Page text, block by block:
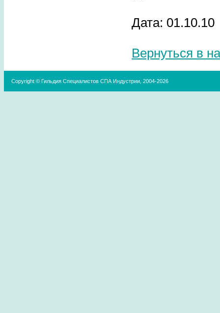
Дата: 01.10.10
Вернуться в
Copyright © Гильдия Специалистов СПА Индустрии, 2004-2026